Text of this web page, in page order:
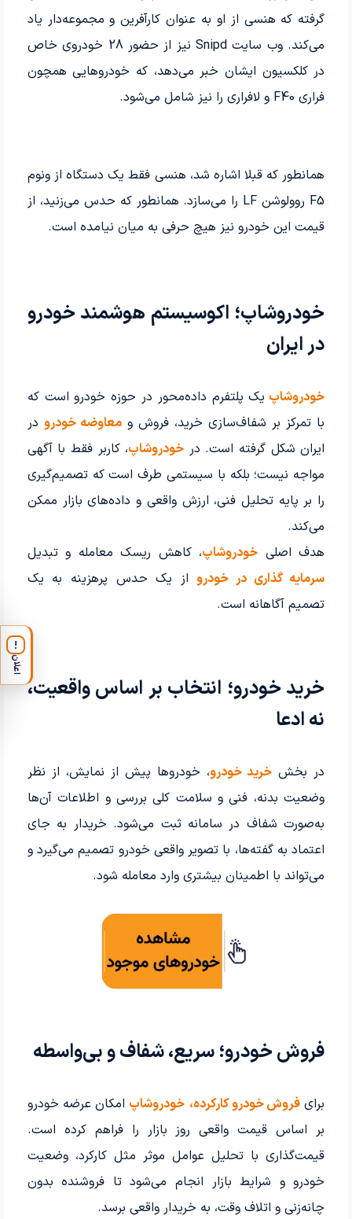
گرفته که هنسی از او به عنوان کارآفرین و مجموعه‌دار یاد
می‌کند. وب سایت Snipd نیز از حضور 28 خودروی خاص
در کلکسیون ایشان خبر می‌دهد، که خودروهایی همچون
فراری F40 و لافراری را نیز شامل می‌شود.
همانطور که قبلا اشاره شد، هنسی فقط یک دستگاه از ونوم
F5 روولوشن LF را می‌سازد. همانطور که حدس می‌زنید، از
قیمت این خودرو نیز هیچ حرفی به میان نیامده است.
خودروشاپ؛ اکوسیستم هوشمند خودرو
در ایران
خودروشاپ یک پلتفرم داده‌محور در حوزه خودرو است که
با تمرکز بر شفاف‌سازی خرید، فروش ومعاوضه خودرو در
ایران شکل گرفته است. در خودروشاپ، کاربر فقط با آگهی
مواجه نیست؛ بلکه با سیستمی طرف است که تصمیم‌گیری
را بر پایه تحلیل فنی، ارزش واقعی و داده‌های بازار ممکن
می‌کند.
هدف اصلی خودروشاپ، کاهش ریسک معامله و تبدیل
سرمایه گذاری در خودرواز یک حدس پرهزینه به یک
تصمیم آگاهانه است.
خرید خودرو؛ انتخاب بر اساس واقعیت،
نه ادعا
در بخش خرید خودرو، خودروها پیش از نمایش، از نظر
وضعیت بدنه، فنی و سلامت کلی بررسی و اطلاعات آن‌ها
به‌صورت شفاف در سامانه ثبت می‌شود. خریدار به جای
اعتماد به گفته‌ها، با تصویر واقعی خودرو تصمیم می‌گیرد و
می‌تواند با اطمینان بیشتری وارد معامله شود.
فروش خودرو؛ سریع، شفاف و بی‌واسطه
برای فروش خودرو کارکرده، خودروشاپ امکان عرضه خودرو
بر اساس قیمت واقعی روز بازار را فراهم کرده است.
قیمت‌گذاری با تحلیل عوامل موثر مثل کارکرد، وضعیت
خودرو و شرایط بازار انجام می‌شود تا فروشنده بدون
چانه‌زنی و اتلاف وقت، به خریدار واقعی برسد.
!
اعلان